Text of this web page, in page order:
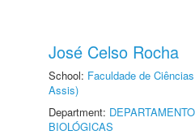
José Celso Rocha
School: Faculdade de
Assis)
Department:
BIOLÓGICAS